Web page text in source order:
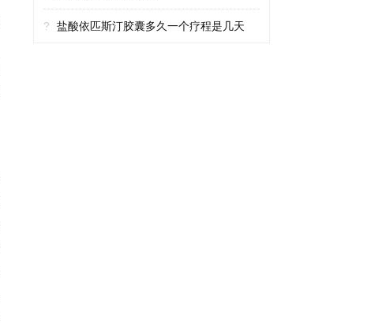
? 盐酸依匹斯汀胶囊多久一个疗程是几天